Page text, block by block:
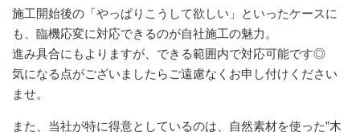
施工開始後の「やっぱりこうして欲しい」といったケースに
も、臨機応変に対応できるのが自社施工の魅力。
進み具合にもよりますが、できる範囲内で対応可能です◎
気になる点がございましたらご遠慮なくお申し付けください
ませ。
また、当社が特に得意としているのは、自然素材を使った”木